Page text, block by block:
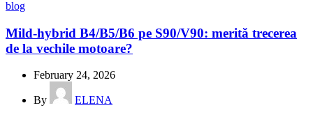
blog
Mild-hybrid B4/B5/B6 pe S90/V90: merită trecerea
de la vechile motoare?
February 24, 2026
By
ELENA